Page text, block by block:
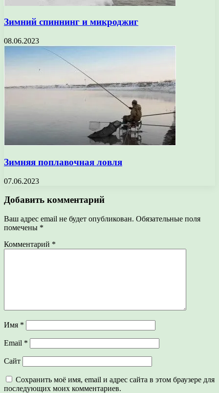
Зимний спиннинг и микроджиг
08.06.2023
Зимняя поплавочная ловля
07.06.2023
Добавить комментарий
Ваш адрес email не будет опубликован. Обязательные поля
помечены *
Комментарий *
Имя *
Email *
Сайт
Сохранить моё имя, email и адрес сайта в этом браузере для
последующих моих комментариев.